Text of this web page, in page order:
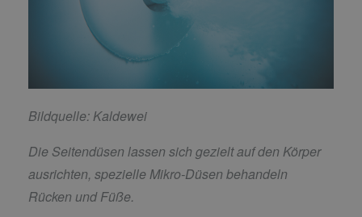
Bildquelle: Kaldewei
Die Seitendüsen lassen sich gezielt auf den Körper
ausrichten, spezielle Mikro-Düsen behandeln
Rücken und Füße.